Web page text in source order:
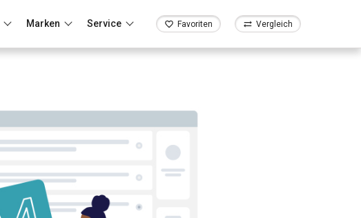
Marken Service Favoriten Vergleich